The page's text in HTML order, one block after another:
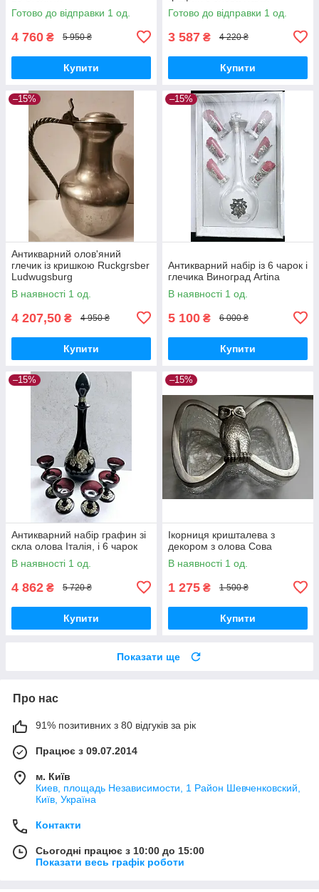
Готово до відправки 1 од.
4 760 ₴ 5 950 ₴
Купити
Готово до відправки 1 од.
3 587 ₴ 4 220 ₴
Купити
–15%
Антикварний олов'яний
глечик із кришкою Ruckgrsber
Ludwugsburg
В наявності 1 од.
4 207,50 ₴ 4 950 ₴
Купити
–15%
Антикварний набір із 6 чарок і
глечика Виноград Artina
В наявності 1 од.
5 100 ₴ 6 000 ₴
Купити
–15%
Антикварний набір графин зі
скла олова Італія, і 6 чарок
В наявності 1 од.
4 862 ₴ 5 720 ₴
Купити
–15%
Ікорниця кришталева з
декором з олова Сова
В наявності 1 од.
1 275 ₴ 1 500 ₴
Купити
Показати ще
Про нас
91% позитивних з 80 відгуків за рік
Працює з 09.07.2014
м. Київ
Киев, площадь Независимости, 1 Район Шевченковский,
Київ, Україна
Контакти
Сьогодні працює з 10:00 до 15:00
Показати весь графік роботи